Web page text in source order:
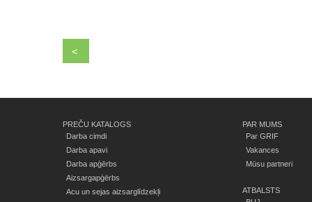
<
PREČU KATALOGS
Darba cimdi
Darba apavi
Darba apģērbs
Aizsargapģērbs
Acu un sejas aizsarglīdzekļi
PAR MUMS
Par GRIF
Vakances
Mūsu partneri
ATBALSTS